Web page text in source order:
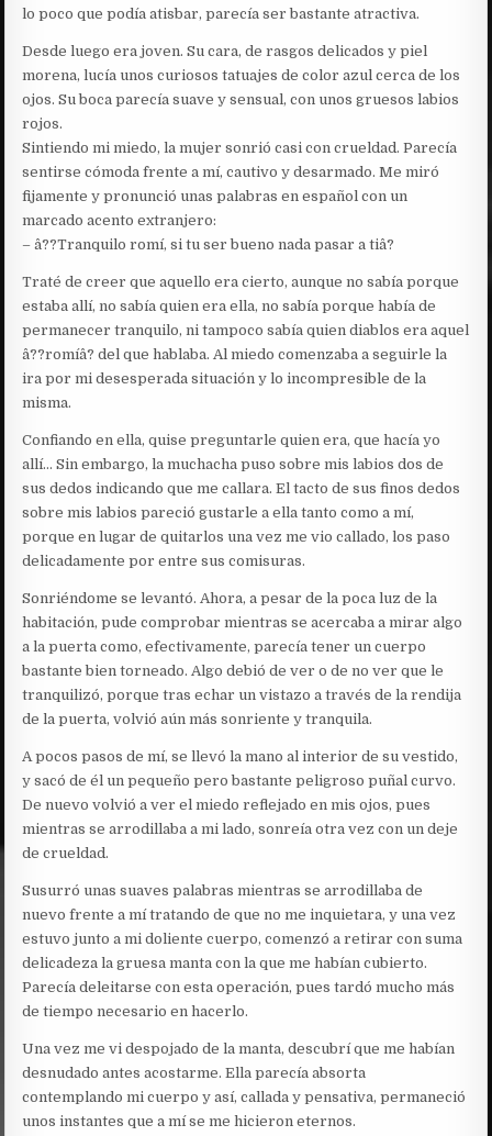
lo poco que podía atisbar, parecía ser bastante atractiva.
Desde luego era joven. Su cara, de rasgos delicados y piel
morena, lucía unos curiosos tatuajes de color azul cerca de los
ojos. Su boca parecía suave y sensual, con unos gruesos labios
rojos.
Sintiendo mi miedo, la mujer sonrió casi con crueldad. Parecía
sentirse cómoda frente a mí, cautivo y desarmado. Me miró
fijamente y pronunció unas palabras en español con un
marcado acento extranjero:
– â??Tranquilo romí, si tu ser bueno nada pasar a tiâ?
Traté de creer que aquello era cierto, aunque no sabía porque
estaba allí, no sabía quien era ella, no sabía porque había de
permanecer tranquilo, ni tampoco sabía quien diablos era aquel
â??romíâ? del que hablaba. Al miedo comenzaba a seguirle la
ira por mi desesperada situación y lo incompresible de la
misma.
Confiando en ella, quise preguntarle quien era, que hacía yo
allí… Sin embargo, la muchacha puso sobre mis labios dos de
sus dedos indicando que me callara. El tacto de sus finos dedos
sobre mis labios pareció gustarle a ella tanto como a mí,
porque en lugar de quitarlos una vez me vio callado, los paso
delicadamente por entre sus comisuras.
Sonriéndome se levantó. Ahora, a pesar de la poca luz de la
habitación, pude comprobar mientras se acercaba a mirar algo
a la puerta como, efectivamente, parecía tener un cuerpo
bastante bien torneado. Algo debió de ver o de no ver que le
tranquilizó, porque tras echar un vistazo a través de la rendija
de la puerta, volvió aún más sonriente y tranquila.
A pocos pasos de mí, se llevó la mano al interior de su vestido,
y sacó de él un pequeño pero bastante peligroso puñal curvo.
De nuevo volvió a ver el miedo reflejado en mis ojos, pues
mientras se arrodillaba a mi lado, sonreía otra vez con un deje
de crueldad.
Susurró unas suaves palabras mientras se arrodillaba de
nuevo frente a mí tratando de que no me inquietara, y una vez
estuvo junto a mi doliente cuerpo, comenzó a retirar con suma
delicadeza la gruesa manta con la que me habían cubierto.
Parecía deleitarse con esta operación, pues tardó mucho más
de tiempo necesario en hacerlo.
Una vez me vi despojado de la manta, descubrí que me habían
desnudado antes acostarme. Ella parecía absorta
contemplando mi cuerpo y así, callada y pensativa, permaneció
unos instantes que a mí se me hicieron eternos.